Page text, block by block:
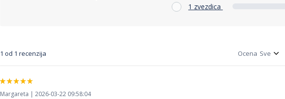
1 zvezdica
1 od 1 recenzija Ocena
Margareta | 2026-03-22 09:58:04